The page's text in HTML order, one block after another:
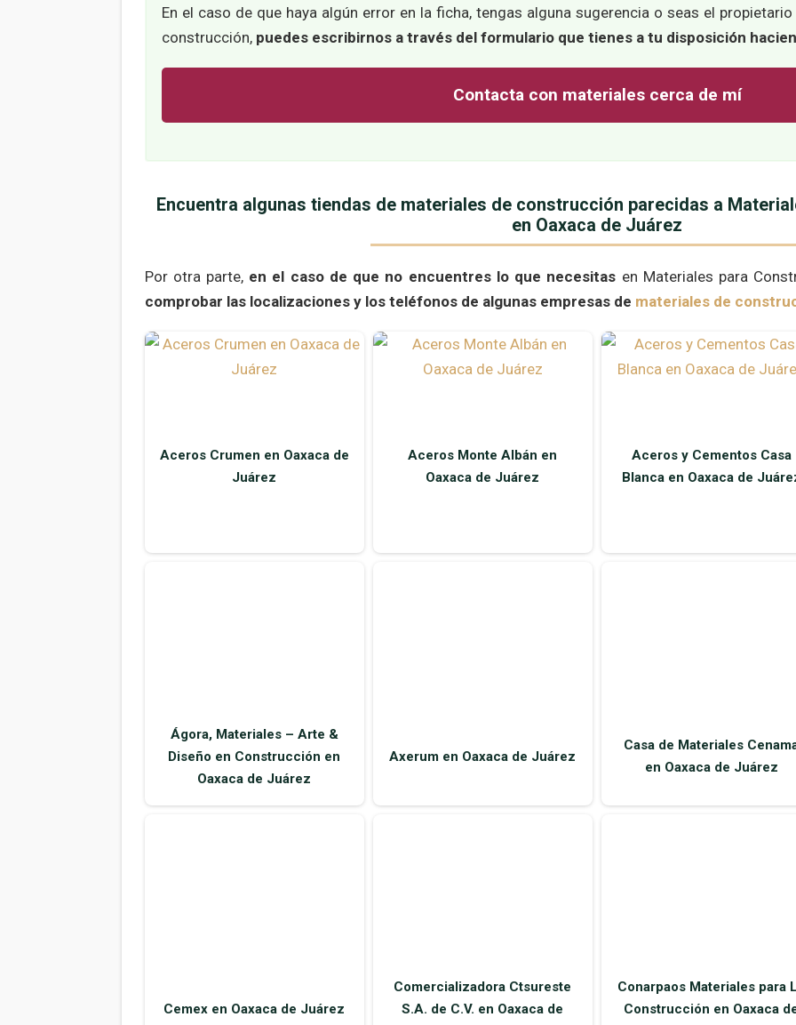
En el caso de que haya algún error en la ficha, tengas alguna sugerencia o seas el
construcción, puedes escribirnos a través del formulario que tienes a tu disposición
Contacta con materiales cerca de mí
Encuentra algunas tiendas de materiales de construcción parecidas a
en Oaxaca de Juárez
Por otra parte, en el caso de que no encuentres lo que necesitas en Materiales para
comprobar las localizaciones y los teléfonos de algunas empresas de materiales de
Aceros Crumen en Oaxaca de
Juárez
Aceros Monte Albán en
Oaxaca de Juárez
Aceros y Cementos Casa
Blanca en Oaxaca de
Ágora, Materiales – Arte &
Diseño en Construcción en
Oaxaca de Juárez
Axerum en Oaxaca de Juárez
Casa de Materiales
en Oaxaca de Juárez
Cemex en Oaxaca de Juárez
Comercializadora Ctsureste
S.A. de C.V. en Oaxaca de
Conarpaos Materiales para
Construcción en Oaxaca